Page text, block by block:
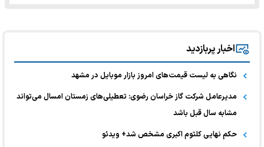
اخبار پربازدید
نگاهی به لیست قیمت‌های امروز بازار موبایل در مشهد
مدیرعامل شرکت گاز خراسان رضوی: تعطیلی‌های زمستان امسال می‌تواند
مشابه سال قبل باشد
حکم نهایی کلثوم اکبری مشخص شد+ ویدئو